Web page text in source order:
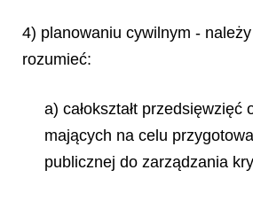
4) planowaniu cywilnym -
rozumieć:
a) całokształt przedsięwzięć
mających na celu
publicznej do zarządzania